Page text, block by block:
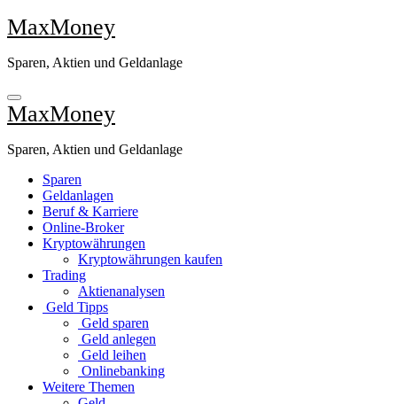
Zu
Inhalten
MaxMoney
Sparen, Aktien und Geldanlage
MaxMoney
Sparen, Aktien und Geldanlage
Sparen
Geldanlagen
Beruf & Karriere
Online-Broker
Kryptowährungen
Kryptowährungen kaufen
Trading
Aktienanalysen
Geld Tipps
Geld sparen
Geld anlegen
Geld leihen
Onlinebanking
Weitere Themen